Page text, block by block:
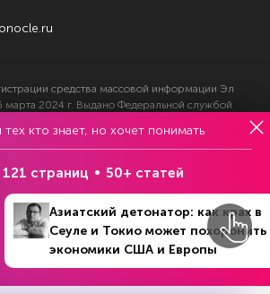
version ()
2020
В номере
средства массовой информации Эл
2024 г. Выдано Федеральной службой
коллектив Эксперт»
материалов
персональных данных
кто знает, но хочет понимать
121 страниц 50+ статей
Азиатский детонатор: как крах в
Сеуле и Токио может похоронить
экономики США и Европы